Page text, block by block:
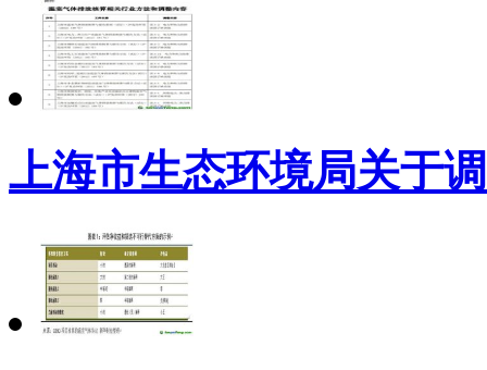
上海市生态环境局关于